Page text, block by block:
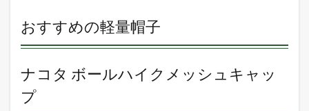
おすすめの軽量帽子
ナコタ ボールハイクメッシュキャッ
プ